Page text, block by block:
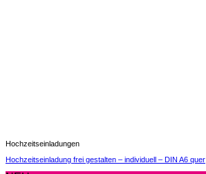
Hochzeitseinladungen
Hochzeitseinladung frei gestalten – individuell – DIN A6 quer